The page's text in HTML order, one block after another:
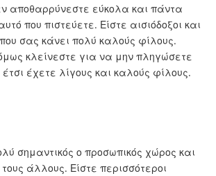
αποθαρρύνεστε εύκολα και πάντα
που πιστεύετε. Είστε αισιόδοξοι και
που σας κάνει πολύ καλούς φίλους.
κλείνεστε για να μην πληγώσετε
έχετε λίγους και καλούς φίλους.
σημαντικός ο προσωπικός χώρος και
άλλους. Είστε περισσότεροι